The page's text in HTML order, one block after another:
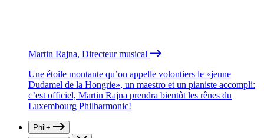
Martin Rajna, Directeur musical
Une étoile montante qu’on appelle volontiers le «jeune
Dudamel de la Hongrie», un maestro et un pianiste accompli:
c’est officiel, Martin Rajna prendra bientôt les rênes du
Luxembourg Philharmonic!
Phil+